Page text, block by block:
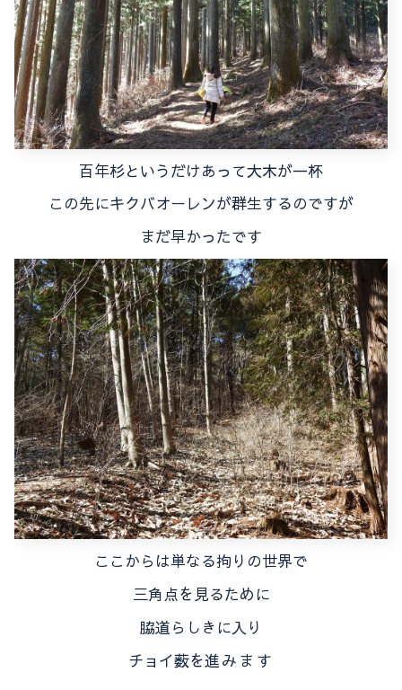
百年杉というだけあって大木が一杯
この先にキクバオーレンが群生するのですが
まだ早かったです
ここからは単なる拘りの世界で
三角点を見るために
脇道らしきに入り
チョイ薮を進みます